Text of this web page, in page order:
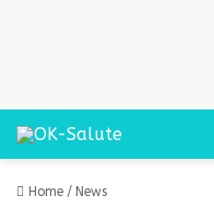
Home / News